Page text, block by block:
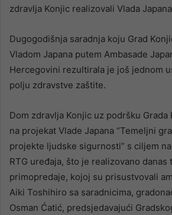
zdravlja Konjic realizovali Vlada
Dugogodišnja saradnja koju Grad
Vladom Japana putem Ambasade
Hercegovini rezultirala je još jednom
polju zdravstve zaštite.
Dom zdravlja Konjic uz podršku Grada
na projekat Vlade Japana “Temeljni
projekte ljudske sigurnosti” s ciljem
RTG uređaja, što je realizovano
primopredaje, kojoj su prisustvovali
Aiki Toshihiro sa saradnicima,
Osman Ćatić, predsjedavajući